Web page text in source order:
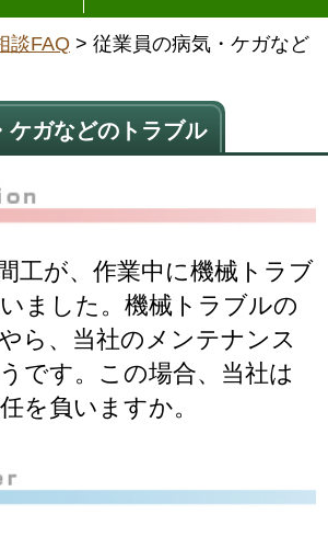
談FAQ > 従業員の病気・ケガなど
ケガなどのトラブル
工が、作業中に機械トラブ
ました。機械トラブルの
ら、当社のメンテナンス
です。この場合、当社は
を負いますか。